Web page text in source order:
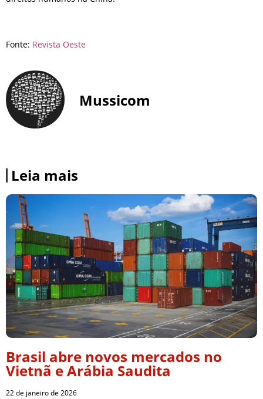
Fonte: Revista Oeste
Mussicom
Leia mais
Brasil abre novos mercados no
Vietnã e Arábia Saudita
22 de janeiro de 2026